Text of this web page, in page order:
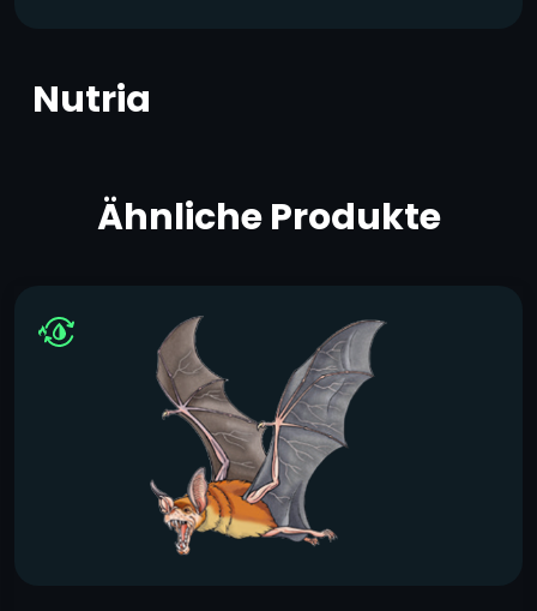
Nutria
Ähnliche Produkte